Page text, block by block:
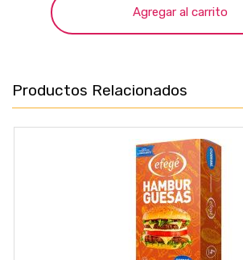
Agregar al carrito
Productos Relacionados